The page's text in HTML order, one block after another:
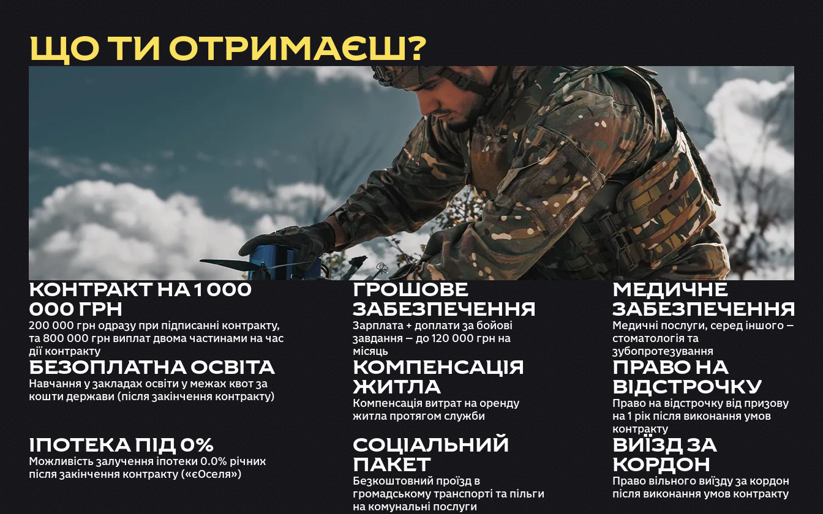
ЩО ТИ ОТРИМАЄШ?
КОНТРАКТ НА 1 000
000 ГРН
200 000 грн одразу при підписанні контракту,
та 800 000 грн виплат двома частинами на час
дії контракту
ГРОШОВЕ
ЗАБЕЗПЕЧЕННЯ
Зарплата + доплати за бойові
завдання — до 120 000 грн на
місяць
МЕДИЧНЕ
ЗАБЕЗПЕЧЕННЯ
Медичні послуги, серед іншого —
стоматологія та
зубопротезування
БЕЗОПЛАТНА ОСВІТА
Навчання у закладах освіти у межах квот за
кошти держави (після закінчення контракту)
КОМПЕНСАЦІЯ
ЖИТЛА
Компенсація витрат на оренду
житла протягом служби
ПРАВО НА
ВІДСТРОЧКУ
Право на відстрочку від призову
на 1 рік після виконання умов
контракту
ІПОТЕКА ПІД 0%
Можливість залучення іпотеки 0.0% річних
після закінчення контракту («єОселя»)
СОЦІАЛЬНИЙ
ПАКЕТ
Безкоштовний проїзд в
громадському транспорті та пільги
на комунальні послуги
ВИЇЗД ЗА
КОРДОН
Право вільного виїзду за кордон
після виконання умов контракту